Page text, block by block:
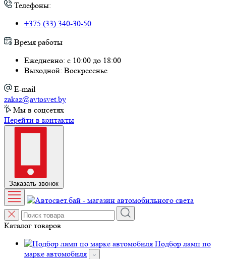
Телефоны:
+375 (33) 340-30-50
Время работы
Ежедневно: с 10:00 до 18:00
Выходной: Воскресенье
E-mail
zakaz@avtosvet.by
Мы в соцсетях
Перейти в контакты
Заказать звонок
Каталог товаров
Подбор ламп по
марке автомобиля